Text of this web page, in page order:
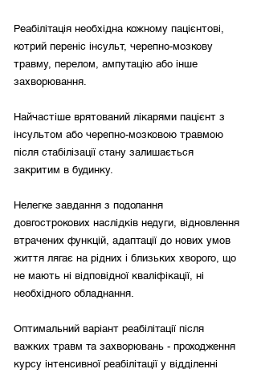
Реабілітація необхідна кожному пацієнтові,
котрий переніс інсульт, черепно-мозкову
травму, перелом, ампутацію або інше
захворювання.
Найчастіше врятований лікарями пацієнт з
інсультом або черепно-мозковою травмою
після стабілізації стану залишається
закритим в будинку.
Нелегке завдання з подолання
довгострокових наслідків недуги, відновлення
втрачених функцій, адаптації до нових умов
життя лягає на рідних і близьких хворого, що
не мають ні відповідної кваліфікації, ні
необхідного обладнання.
Оптимальний варіант реабілітації після
важких травм та захворювань - проходження
курсу інтенсивної реабілітації у відділенні